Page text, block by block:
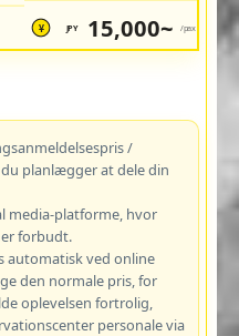
¥ JPY 15,000~ /pax
/
planlægger at dele din
media-platforme, hvor
forbudt.
automatisk ved online
den normale pris, for
oplevelsen fortrolig,
personale via